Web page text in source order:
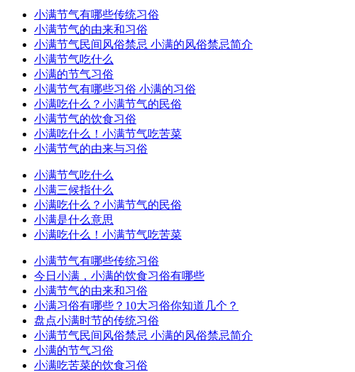
小满节气有哪些传统习俗
小满节气的由来和习俗
小满节气民间风俗禁忌 小满的风俗禁忌简介
小满节气吃什么
小满的节气习俗
小满节气有哪些习俗 小满的习俗
小满吃什么？小满节气的民俗
小满节气的饮食习俗
小满吃什么！小满节气吃苦菜
小满节气的由来与习俗
小满节气吃什么
小满三候指什么
小满吃什么？小满节气的民俗
小满是什么意思
小满吃什么！小满节气吃苦菜
小满节气有哪些传统习俗
今日小满，小满的饮食习俗有哪些
小满节气的由来和习俗
小满习俗有哪些？10大习俗你知道几个？
盘点小满时节的传统习俗
小满节气民间风俗禁忌 小满的风俗禁忌简介
小满的节气习俗
小满吃苦菜的饮食习俗